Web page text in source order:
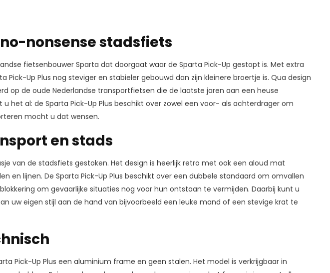
nonsense stadsfiets
fietsenbouwer Sparta dat doorgaat waar de Sparta Pick-Up gestopt is. Met extra
Up Plus nog steviger en stabieler gebouwd dan zijn kleinere broertje is. Qua design
op de oude Nederlandse transportfietsen die de laatste jaren aan een heuse
het al: de Sparta Pick-Up Plus beschikt over zowel een voor- als achterdrager om
mocht u dat wensen.
en stads
van de stadsfiets gestoken. Het design is heerlijk retro met ook een aloud mat
en lijnen. De Sparta Pick-Up Plus beschikt over een dubbele standaard om omvallen
om gevaarlijke situaties nog voor hun ontstaan te vermijden. Daarbij kunt u
uw eigen stijl aan de hand van bijvoorbeeld een leuke mand of een stevige krat te
Pick-Up Plus een aluminium frame en geen stalen. Het model is verkrijgbaar in